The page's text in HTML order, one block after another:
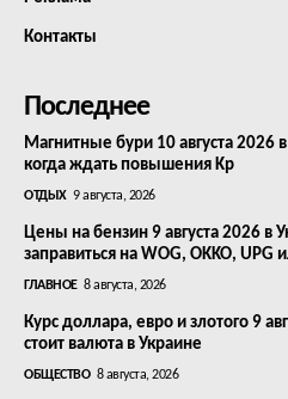
Контакты
Последнее
Магнитные бури 10 августа 2026
когда ждать повышения Kp
ОТДЫХ 9 августа, 2026
Цены на бензин 9 августа 2026 в
заправиться на WOG, OKKO, UPG
ГЛАВНОЕ 8 августа, 2026
Курс доллара, евро и злотого 9
стоит валюта в Украине
ОБЩЕСТВО 8 августа, 2026